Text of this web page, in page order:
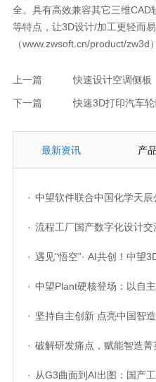
全。具有高效兼容其它三维
等特点，让3D设计/加工更轻而
（www.zwsoft.cn/product/zw3d
上一篇 快速设计空调侧板
下一篇 快速3D打印汽车
最新资讯 产
· 中望软件联合中国化学天辰公司举办“走进标杆企业”研讨会，共探流
· 流程工厂国产数字化设计交流会在天津召开，中望自主CAD底座助力行业数
· 遇见“悟空”· AI共创！中望3D赋能工业设计国产
· 中望Plant硬核登场：以自主核心技术，破解流程工业数据
· 坚持自主创新 点亮中国智造｜中望软件亮相第十届中国网络版
· 破解研发痛点，赋能智造菁英——苏州研发菁英 CTO 成长营暨高级人
· 从G3曲面到AI出图：国产工业设计软件的硬实力